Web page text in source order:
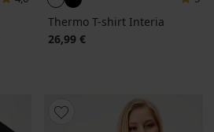
Thermo T-shirt Interia
26,99 €